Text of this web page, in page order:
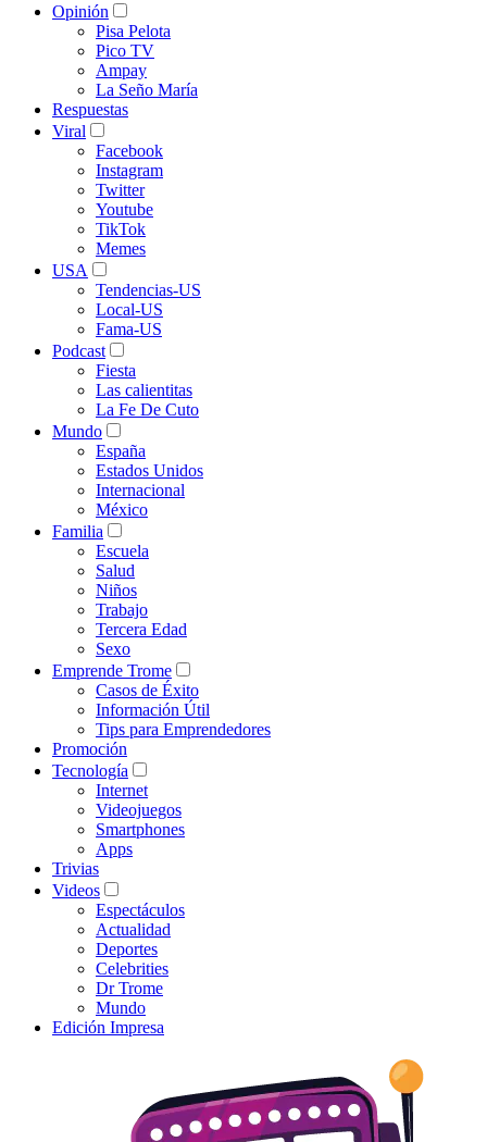
Opinión
Pisa Pelota
Pico TV
Ampay
La Seño María
Respuestas
Viral
Facebook
Instagram
Twitter
Youtube
TikTok
Memes
USA
Tendencias-US
Local-US
Fama-US
Podcast
Fiesta
Las calientitas
La Fe De Cuto
Mundo
España
Estados Unidos
Internacional
México
Familia
Escuela
Salud
Niños
Trabajo
Tercera Edad
Sexo
Emprende Trome
Casos de Éxito
Información Útil
Tips para Emprendedores
Promoción
Tecnología
Internet
Videojuegos
Smartphones
Apps
Trivias
Videos
Espectáculos
Actualidad
Deportes
Celebrities
Dr Trome
Mundo
Edición Impresa